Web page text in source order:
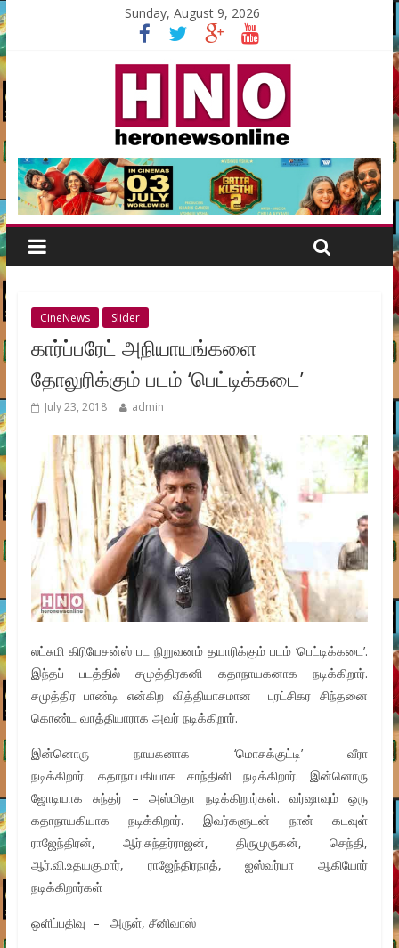
Sunday, August 9, 2026
CineNews Slider
கார்ப்பரேட் அநியாயங்களை
தோலுரிக்கும் படம் ‘பெட்டிக்கடை’
July 23, 2018 admin
லட்சுமி கிரியேசன்ஸ் பட நிறுவனம் தயாரிக்கும் படம் ‘பெட்டிக்கடை’.
இந்தப் படத்தில் சமுத்திரகனி கதாநாயகனாக நடிக்கிறார்.
சமுத்திர பாண்டி என்கிற வித்தியாசமான புரட்சிகர சிந்தனை
கொண்ட வாத்தியாராக அவர் நடிக்கிறார்.
இன்னொரு நாயகனாக ‘மொசக்குட்டி’ வீரா
நடிக்கிறார். கதாநாயகியாக சாந்தினி நடிக்கிறார். இன்னொரு
ஜோடியாக சுந்தர் – அஸ்மிதா நடிக்கிறார்கள். வர்ஷாவும் ஒரு
கதாநாயகியாக நடிக்கிறார். இவர்களுடன் நான் கடவுள்
ராஜேந்திரன், ஆர்.சுந்தர்ராஜன், திருமுருகன், செந்தி,
ஆர்.வி.உதயகுமார், ராஜேந்திரநாத், ஐஸ்வர்யா ஆகியோர்
நடிக்கிறார்கள்
ஒளிப்பதிவு – அருள், சீனிவாஸ்